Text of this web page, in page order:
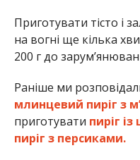
Приготувати тісто і
на вогні ще кілька
200 г до
Раніше ми
млинцевий пиріг з
приготувати пиріг
пиріг з персиками.